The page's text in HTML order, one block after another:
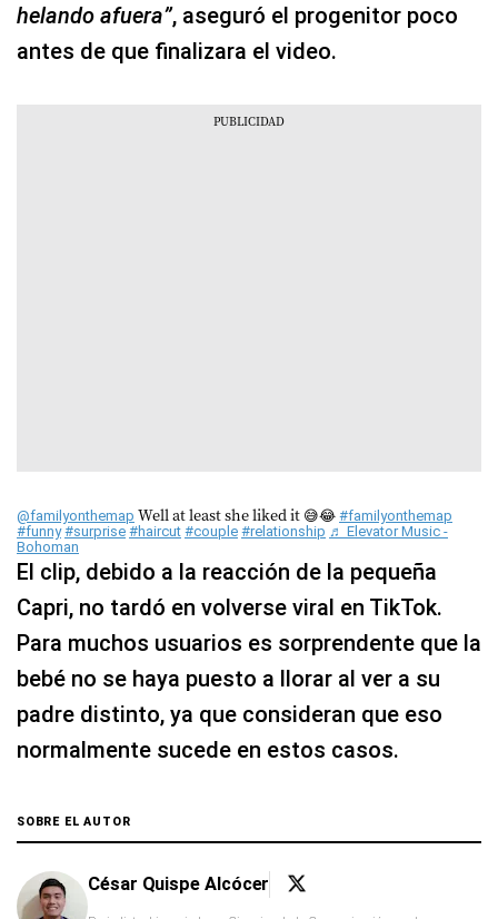
helando afuera”, aseguró el progenitor poco
antes de que finalizara el video.
@familyonthemap Well at least she liked it 😅😂 #familyonthemap
#funny #surprise #haircut #couple #relationship ♬ Elevator Music -
Bohoman
El clip, debido a la reacción de la pequeña
Capri, no tardó en volverse viral en TikTok.
Para muchos usuarios es sorprendente que la
bebé no se haya puesto a llorar al ver a su
padre distinto, ya que consideran que eso
normalmente sucede en estos casos.
SOBRE EL AUTOR
César Quispe Alcócer